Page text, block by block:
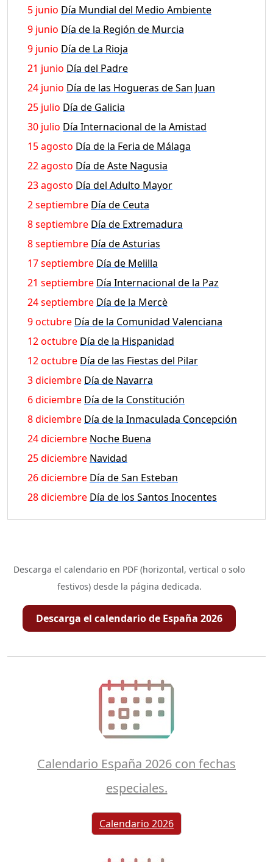
5 junio Día Mundial del Medio Ambiente
9 junio Día de la Región de Murcia
9 junio Día de La Rioja
21 junio Día del Padre
24 junio Día de las Hogueras de San Juan
25 julio Día de Galicia
30 julio Día Internacional de la Amistad
15 agosto Día de la Feria de Málaga
22 agosto Día de Aste Nagusia
23 agosto Día del Adulto Mayor
2 septiembre Día de Ceuta
8 septiembre Día de Extremadura
8 septiembre Día de Asturias
17 septiembre Día de Melilla
21 septiembre Día Internacional de la Paz
24 septiembre Día de la Mercè
9 octubre Día de la Comunidad Valenciana
12 octubre Día de la Hispanidad
12 octubre Día de las Fiestas del Pilar
3 diciembre Día de Navarra
6 diciembre Día de la Constitución
8 diciembre Día de la Inmaculada Concepción
24 diciembre Noche Buena
25 diciembre Navidad
26 diciembre Día de San Esteban
28 diciembre Día de los Santos Inocentes
Descarga el calendario en PDF (horizontal, vertical o solo
festivos) desde la página dedicada.
Descarga el calendario de España 2026
Calendario España 2026 con fechas
especiales.
Calendario 2026